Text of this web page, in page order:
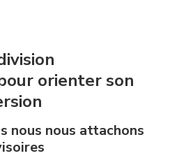
orienter son
nous nous attachons